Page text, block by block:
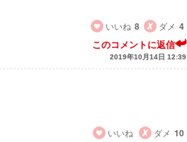
いいね 8 ダメ 4
このコメントに返信
2019年10月14日 12:39
いいね
ダメ 10